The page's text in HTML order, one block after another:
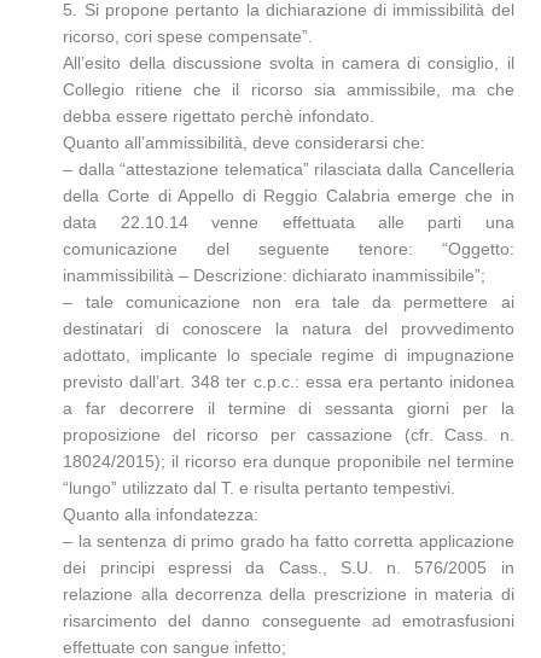
5. Si propone pertanto la dichiarazione di immissibilità del
ricorso, cori spese compensate”.
All’esito della discussione svolta in camera di consiglio, il
Collegio ritiene che il ricorso sia ammissibile, ma che
debba essere rigettato perchè infondato.
Quanto all’ammissibilità, deve considerarsi che:
– dalla “attestazione telematica” rilasciata dalla Cancelleria
della Corte di Appello di Reggio Calabria emerge che in
data 22.10.14 venne effettuata alle parti una
comunicazione del seguente tenore: “Oggetto:
inammissibilità – Descrizione: dichiarato inammissibile”;
– tale comunicazione non era tale da permettere ai
destinatari di conoscere la natura del provvedimento
adottato, implicante lo speciale regime di impugnazione
previsto dall’art. 348 ter c.p.c.: essa era pertanto inidonea
a far decorrere il termine di sessanta giorni per la
proposizione del ricorso per cassazione (cfr. Cass. n.
18024/2015); il ricorso era dunque proponibile nel termine
“lungo” utilizzato dal T. e risulta pertanto tempestivi.
Quanto alla infondatezza:
– la sentenza di primo grado ha fatto corretta applicazione
dei principi espressi da Cass., S.U. n. 576/2005 in
relazione alla decorrenza della prescrizione in materia di
risarcimento del danno conseguente ad emotrasfusioni
effettuate con sangue infetto;